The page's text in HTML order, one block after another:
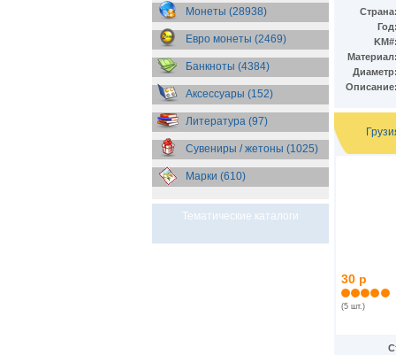
Бразилия(55)
Брит. Антарктические
территории(36)
Брит. Виргинские острова(47)
Брит. Восточная Африка
Брит. Западная Африка(25)
Брит. Ост-Индийская компания
(11)
Брит. территория в Индийском
океане(24)
Бруней(4)
Бурунди(2)
Бутан(10)
Ватикан(85)
Венгрия(178)
Монеты (28938)
Евро монеты (2469)
Банкноты (4384)
Аксессуары (152)
Литература (97)
Сувениры / жетоны (1025)
Марки (610)
Тематические каталоги
Страна:
Год:
KM#:
Материал:
Диаметр:
Описание:
30 р
(5 шт.)